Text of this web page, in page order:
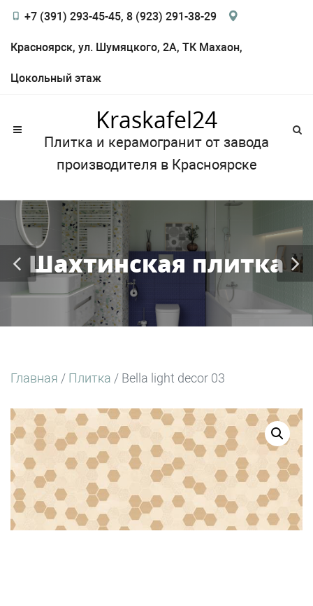
+7 (391) 293-45-45, 8 (923) 291-38-29
Красноярск, ул. Шумяцкого, 2А, ТК Махаон,
Цокольный этаж
Kraskafel24
Плитка и керамогранит от завода
производителя в Красноярске
Шахтинская плитка
Главная / Плитка / Bella light decor 03